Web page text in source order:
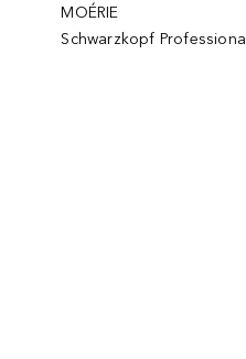
MOÉRIE
Schwarzkopf Professional